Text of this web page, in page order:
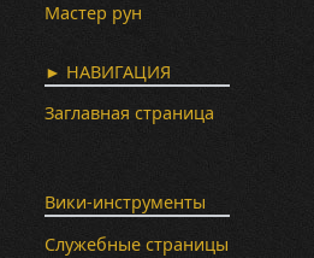
Мастер рун
► НАВИГАЦИЯ
Заглавная страница
Вики-инструменты
Служебные страницы